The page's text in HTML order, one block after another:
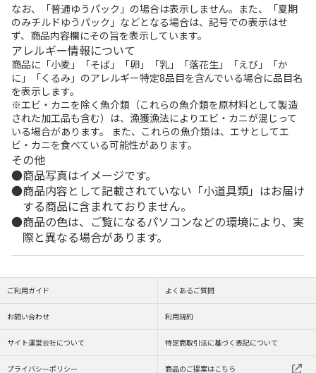
なお、「普通ゆうパック」の場合は表示しません。また、「夏期
のみチルドゆうパック」などとなる場合は、記号での表示はせ
ず、商品内容欄にその旨を表示しています。
アレルギー情報について
商品に「小麦」「そば」「卵」「乳」「落花生」「えび」「か
に」「くるみ」のアレルギー特定8品目を含んでいる場合に品目名
を表示します。
※エビ・カニを除く魚介類（これらの魚介類を原材料として製造
された加工品も含む）は、漁獲漁法によりエビ・カニが混じって
いる場合があります。 また、これらの魚介類は、エサとしてエ
ビ・カニを食べている可能性があります。
その他
商品写真はイメージです。
商品内容として記載されていない「小道具類」はお届け
する商品に含まれておりません。
商品の色は、ご覧になるパソコンなどの環境により、実
際と異なる場合があります。
ご利用ガイド よくあるご質問
お問い合わせ 利用規約
サイト運営会社について 特定商取引法に基づく表記について
プライバシーポリシー 商品のご提案はこちら